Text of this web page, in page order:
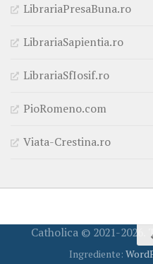
LibrariaPresaBuna.ro
LibrariaSapientia.ro
LibrariaSfIosif.ro
PioRomeno.com
Viata-Crestina.ro
Catholica © 2021-
Ingrediente: